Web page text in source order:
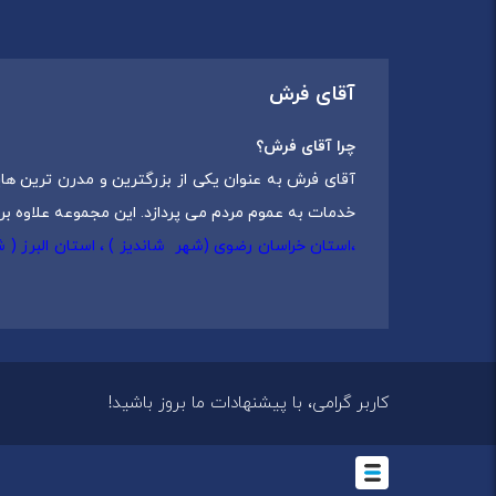
آقای فرش
چرا آقای فرش؟
آقای فرش به عنوان یکی از بزرگترین و مدرن ترین
خدمات به عموم مردم می پردازد. این مجموعه علاوه بر
،استان خراسان رضوی (شهر شاندیز ) ، استان
اهداف آقای فرش
آقای فرش در نظر دارد تا با گسترش شعب خود در
کاربر گرامی، با پیشنهادات ما بروز باشید!